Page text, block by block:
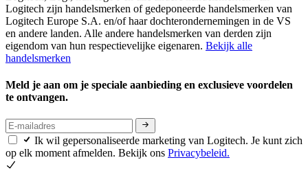
Logitech zijn handelsmerken of gedeponeerde handelsmerken van
Logitech Europe S.A. en/of haar dochterondernemingen in de VS
en andere landen. Alle andere handelsmerken van derden zijn
eigendom van hun respectievelijke eigenaren. Bekijk alle
handelsmerken
Meld je aan om je speciale aanbieding en exclusieve voordelen
te ontvangen.
Ik wil gepersonaliseerde marketing van Logitech. Je kunt zich
op elk moment afmelden. Bekijk ons Privacybeleid.